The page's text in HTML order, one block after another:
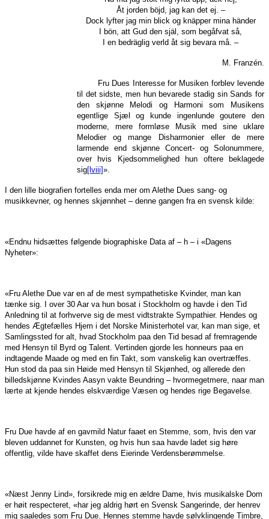
Åt jorden böjd, jag kan det ej. –
Dock lyfter jag min blick og knäpper mina händer
I bön, att Gud den själ, som begåfvat så,
I en bedräglig verld åt sig bevara må. –
M. Franzén.
Fru Dues Interesse for Musiken forblev levende
til det sidste, men hun bevarede stadig sin Sands for
den skjønne Melodi og Harmoni som Musikens
egentlige Sjæl og kunde ingenlunde goutere den
moderne, mere formløse Musik med sine uklare
Melodier og mange Disharmonier eller de mere
larmende end skjønne Concert- og Solonummere,
over hvis Kjedsommelighed hun oftere beklagede
sig[lviii]».
I den lille biografien fortelles enda mer om Alethe Dues sang- og
musikkevner, og hennes skjønnhet – denne gangen fra en svensk kilde:
«Endnu hidsættes følgende biographiske Data af – h – i «Dagens
Nyheter»:
«Fru Alethe Due var en af de mest sympathetiske Kvinder, man kan
tænke sig. I over 30 Aar va hun bosat i Stockholm og havde i den Tid
Anledning til at forhverve sig de mest vidtstrakte Sympathier. Hendes og
hendes Ægtefælles Hjem i det Norske Ministerhotel var, kan man sige, et
Samlingssted for alt, hvad Stockholm paa den Tid besad af fremragende
med Hensyn til Byrd og Talent. Vertinden gjorde les honneurs paa en
indtagende Maade og med en fin Takt, som vanskelig kan overtræffes.
Hun stod da paa sin Høide med Hensyn til Skjønhed, og allerede den
billedskjønne Kvindes Aasyn vakte Beundring – hvormegetmere, naar man
lærte at kjende hendes elskværdige Væsen og hendes rige Begavelse.
Fru Due havde af en gavmild Natur faaet en Stemme, som, hvis den var
bleven uddannet for Kunsten, og hvis hun saa havde ladet sig høre
offentlig, vilde have skaffet dens Eierinde Verdensberømmelse.
«Næst Jenny Lind», forsikrede mig en ældre Dame, hvis musikalske Dom
er høit respecteret, «har jeg aldrig hørt en Svensk Sangerinde, der henrev
mig saaledes som Fru Due. Hennes stemme havde sølvklingende Timbre,